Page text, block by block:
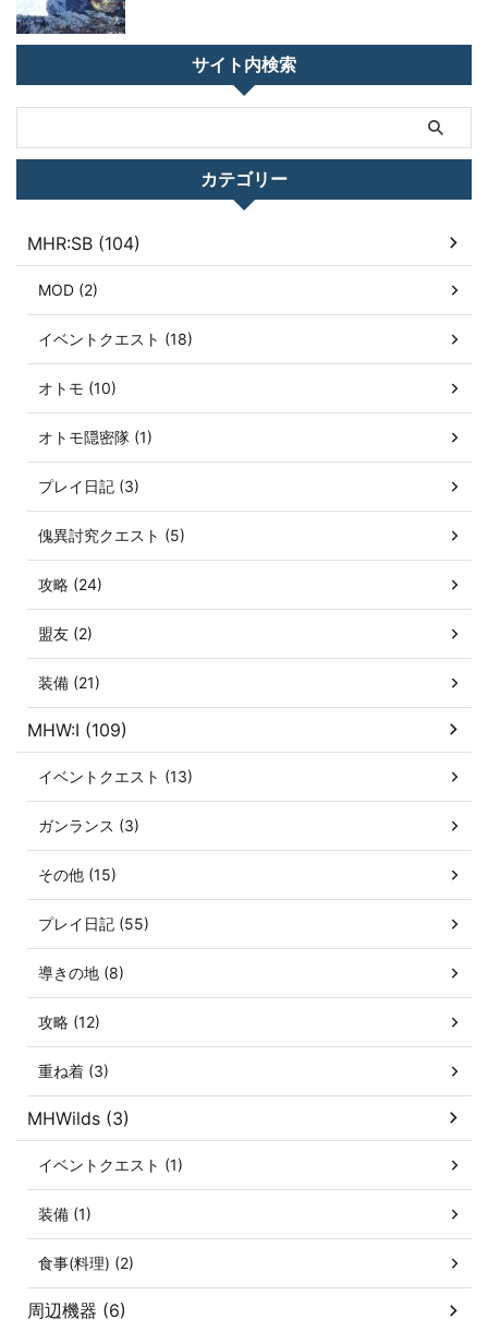
サイト内検索
カテゴリー
MHR:SB (104)
MOD (2)
イベントクエスト (18)
オトモ (10)
オトモ隠密隊 (1)
プレイ日記 (3)
傀異討究クエスト (5)
攻略 (24)
盟友 (2)
装備 (21)
MHW:I (109)
イベントクエスト (13)
ガンランス (3)
その他 (15)
プレイ日記 (55)
導きの地 (8)
攻略 (12)
重ね着 (3)
MHWilds (3)
イベントクエスト (1)
装備 (1)
食事(料理) (2)
周辺機器 (6)